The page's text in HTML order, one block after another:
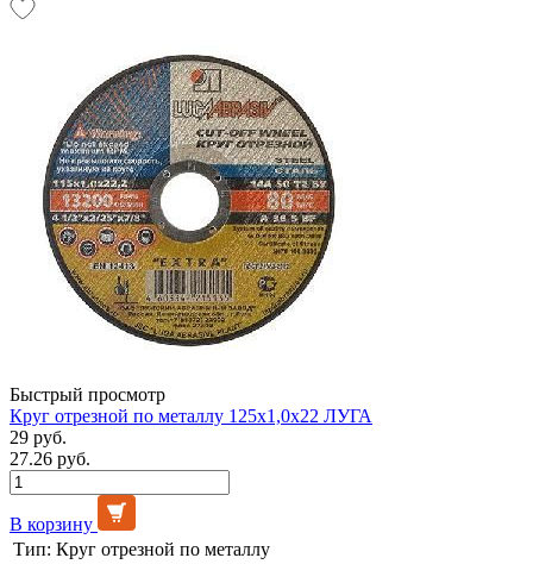
Быстрый просмотр
Круг отрезной по металлу 125х1,0х22 ЛУГА
29 руб.
27.26 руб.
В корзину
Тип: Круг отрезной по металлу